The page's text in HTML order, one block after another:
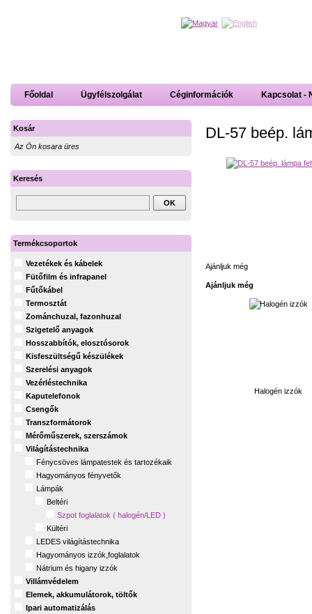
Főoldal Ügyfélszolgálat Céginformációk Kapcsolat -
DL-57 beép.
Ajánljuk még
Ajánljuk még
Halogén izzók
Kosár
Az Ön kosara üres
Keresés
Termékcsoportok
Vezetékek és kábelek
Fütőfilm és infrapanel
Fűtőkábel
Termosztát
Zománchuzal, fazonhuzal
Szigetelő anyagok
Hosszabbítók, elosztósorok
Kisfeszültségű készülékek
Szerelési anyagok
Vezérléstechnika
Kaputelefonok
Csengők
Transzformátorok
Mérőműszerek, szerszámok
Világítástechnika
Fénycsöves lámpatestek és tartozékaik
Hagyományos fényvetők
Lámpák
Beltéri
Szpot foglalatok ( halogén/LED )
Kültéri
LEDES világítástechnika
Hagyományos izzók,foglalatok
Nátrium és higany izzók
Villámvédelem
Elemek, akkumulátorok, töltők
Ipari automatizálás